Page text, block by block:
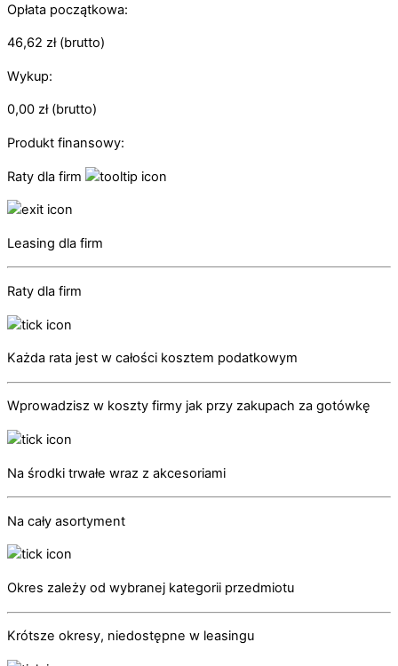
Opłata początkowa:
46,62 zł(brutto)
Wykup:
0,00 zł(brutto)
Produkt finansowy:
Raty dla firm
Leasing dla firm
Raty dla firm
Każda rata jest w całości kosztem podatkowym
Wprowadzisz w koszty firmy jak przy zakupach za gotówkę
Na środki trwałe wraz z akcesoriami
Na cały asortyment
Okres zależy od wybranej kategorii przedmiotu
Krótsze okresy, niedostępne w leasingu